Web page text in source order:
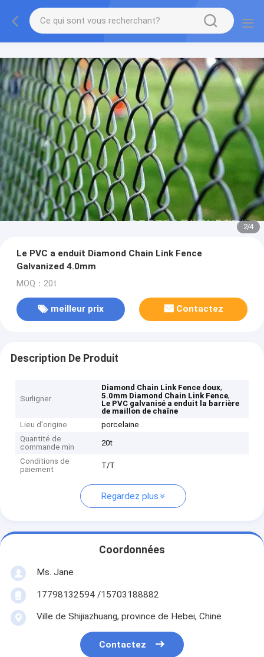
2/4
Le PVC a enduit Diamond Chain Link Fence
Galvanized 4.0mm
MOQ：20t
meilleur prix Contactez
Description De Produit
Surligner
Diamond Chain Link Fence doux,
5.0mm Diamond Chain Link Fence,
Le PVC galvanisé a enduit la barrière
de maillon de chaîne
Lieu d'origine
porcelaine
Quantité de
commande min
20t
Conditions de
paiement
T/T
Regardez plus
Coordonnées
Ms. Jane
17798132594 /15703188882
Ville de Shijiazhuang, province de Hebei, Chine
Contactez